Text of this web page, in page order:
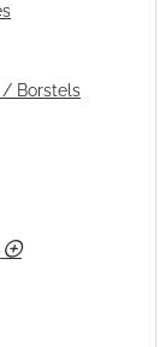
/ Borstels